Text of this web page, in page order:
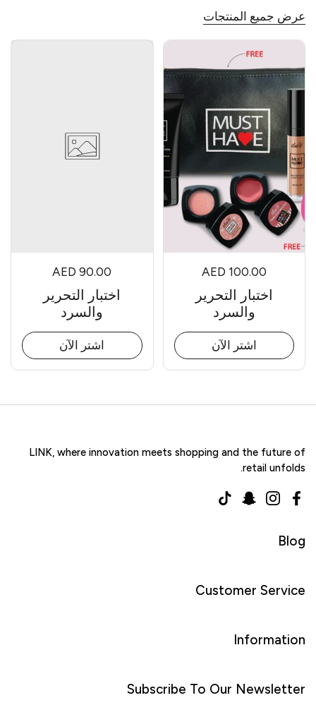
عرض جميع المنتجات
AED 100.00
اختبار التحرير
والسرد
اشتر الآن
AED 90.00
اختبار التحرير
والسرد
اشتر الآن
LINK, where innovation meets shopping and the future of
retail unfolds.
Facebook
Instagram
Snapchat
TikTok
Blog
Customer Service
Information
Subscribe To Our Newsletter